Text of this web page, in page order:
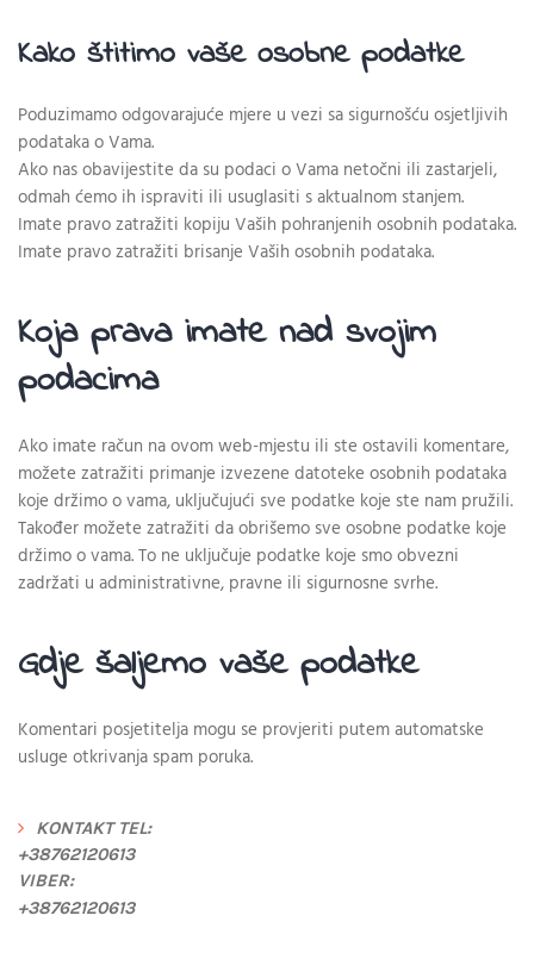
Kako štitimo vaše osobne podatke
Poduzimamo odgovarajuće mjere u vezi sa sigurnošću osjetljivih
podataka o Vama.
Ako nas obavijestite da su podaci o Vama netočni ili zastarjeli,
odmah ćemo ih ispraviti ili usuglasiti s aktualnom stanjem.
Imate pravo zatražiti kopiju Vaših pohranjenih osobnih podataka.
Imate pravo zatražiti brisanje Vaših osobnih podataka.
Koja prava imate nad svojim
podacima
Ako imate račun na ovom web-mjestu ili ste ostavili komentare,
možete zatražiti primanje izvezene datoteke osobnih podataka
koje držimo o vama, uključujući sve podatke koje ste nam pružili.
Također možete zatražiti da obrišemo sve osobne podatke koje
držimo o vama. To ne uključuje podatke koje smo obvezni
zadržati u administrativne, pravne ili sigurnosne svrhe.
Gdje šaljemo vaše podatke
Komentari posjetitelja mogu se provjeriti putem automatske
usluge otkrivanja spam poruka.
KONTAKT TEL:
+38762120613
VIBER:
+38762120613